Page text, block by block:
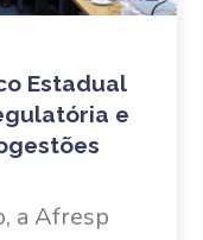
Estadual
e
a Afresp